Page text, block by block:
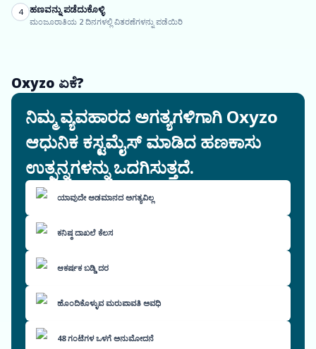
4 ಹಣವನ್ನು ಪಡೆದುಕೊಳ್ಳಿ
ಮಂಜೂರಾತಿಯ 2 ದಿನಗಳಲ್ಲಿ ವಿತರಣೆಗಳನ್ನು ಪಡೆಯಿರಿ
Oxyzo ಏಕೆ?
ನಿಮ್ಮ ವ್ಯವಹಾರದ ಅಗತ್ಯಗಳಿಗಾಗಿ Oxyzo
ಆಧುನಿಕ ಕಸ್ಟಮೈಸ್ ಮಾಡಿದ ಹಣಕಾಸು
ಉತ್ಪನ್ನಗಳನ್ನು ಒದಗಿಸುತ್ತದೆ.
ಯಾವುದೇ ಅಡಮಾನದ ಅಗತ್ಯವಿಲ್ಲ
ಕನಿಷ್ಠ ದಾಖಲೆ ಕೆಲಸ
ಆಕರ್ಷಕ ಬಡ್ಡಿ ದರ
ಹೊಂದಿಕೊಳ್ಳುವ ಮರುಪಾವತಿ ಅವಧಿ
48 ಗಂಟೆಗಳ ಒಳಗೆ ಅನುಮೋದನೆ